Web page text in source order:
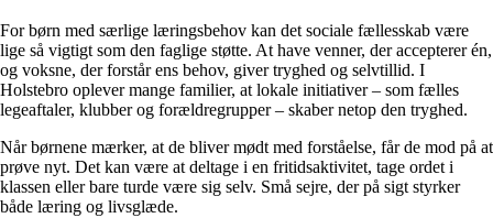
For børn med særlige læringsbehov kan det sociale fællesskab være
lige så vigtigt som den faglige støtte. At have venner, der accepterer én,
og voksne, der forstår ens behov, giver tryghed og selvtillid. I
Holstebro oplever mange familier, at lokale initiativer – som fælles
legeaftaler, klubber og forældregrupper – skaber netop den tryghed.
Når børnene mærker, at de bliver mødt med forståelse, får de mod på at
prøve nyt. Det kan være at deltage i en fritidsaktivitet, tage ordet i
klassen eller bare turde være sig selv. Små sejre, der på sigt styrker
både læring og livsglæde.